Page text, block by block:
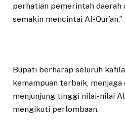
perhatian pemerintah daerah
semakin mencintai Al-
Bupati berharap seluruh
kemampuan terbaik,
menjunjung tinggi nilai-nilai
mengikuti perlombaan.